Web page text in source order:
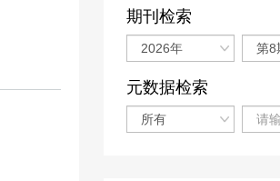
期刊检索
元数据检索